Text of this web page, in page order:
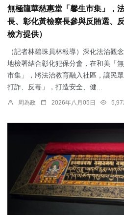
無極龍華慈惠堂「馨生市集」，
長、彰化黃檢察長參與反賄選、
檢方提供）
（記者林碧珠員林報導）深化法治觀
地檢署結合彰化犯保分會，在和美「
市集」，將法治教育融入社區，讓民
打詐、反毒」，打造安全、健...
周為政 2026年八月05日